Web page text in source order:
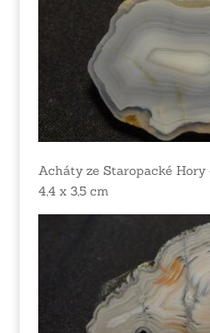
Acháty ze Staropacké Hory
4,4 x 3,5 cm